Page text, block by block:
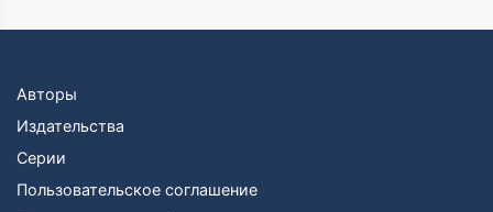
Авторы
Издательства
Серии
Пользовательское соглашение